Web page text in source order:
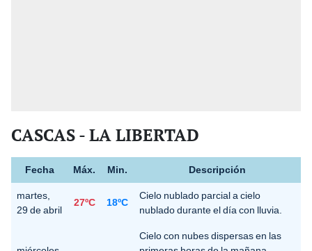
CASCAS - LA LIBERTAD
Fecha Máx. Min. Descripción
martes,
29 de abril
27ºC 18ºC
Cielo nublado parcial a cielo
nublado durante el día con lluvia.
Cielo con nubes dispersas en las